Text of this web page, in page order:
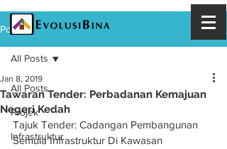
Post
All Posts
Projek
Infrastruktur
All Posts
Tawaran Tender: Perbadanan Kemajuan
Negeri Kedah
Jan 8, 2019
Tajuk Tender: Cadangan Pembangunan
Semula Infrastruktur Di Kawasan